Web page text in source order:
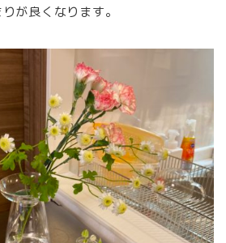
が良くなります。